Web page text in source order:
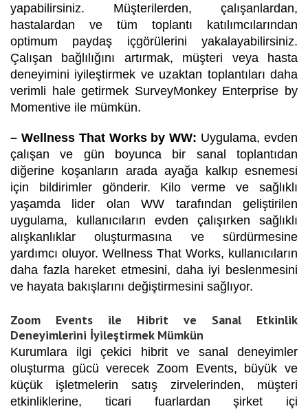
yapabilirsiniz. Müşterilerden, çalışanlardan,
hastalardan ve tüm toplantı katılımcılarından
optimum paydaş içgörülerini yakalayabilirsiniz.
Çalışan bağlılığını artırmak, müşteri veya hasta
deneyimini iyileştirmek ve uzaktan toplantıları daha
verimli hale getirmek SurveyMonkey Enterprise by
Momentive ile mümkün.
– Wellness That Works by WW: Uygulama, evden
çalışan ve gün boyunca bir sanal toplantıdan
diğerine koşanların arada ayağa kalkıp esnemesi
için bildirimler gönderir. Kilo verme ve sağlıklı
yaşamda lider olan WW tarafından geliştirilen
uygulama, kullanıcıların evden çalışırken sağlıklı
alışkanlıklar oluşturmasına ve sürdürmesine
yardımcı oluyor. Wellness That Works, kullanıcıların
daha fazla hareket etmesini, daha iyi beslenmesini
ve hayata bakışlarını değiştirmesini sağlıyor.
Zoom Events ile Hibrit ve Sanal Etkinlik
Deneyimlerini İyileştirmek Mümkün
Kurumlara ilgi çekici hibrit ve sanal deneyimler
oluşturma gücü verecek Zoom Events, büyük ve
küçük işletmelerin satış zirvelerinden, müşteri
etkinliklerine, ticari fuarlardan şirket içi